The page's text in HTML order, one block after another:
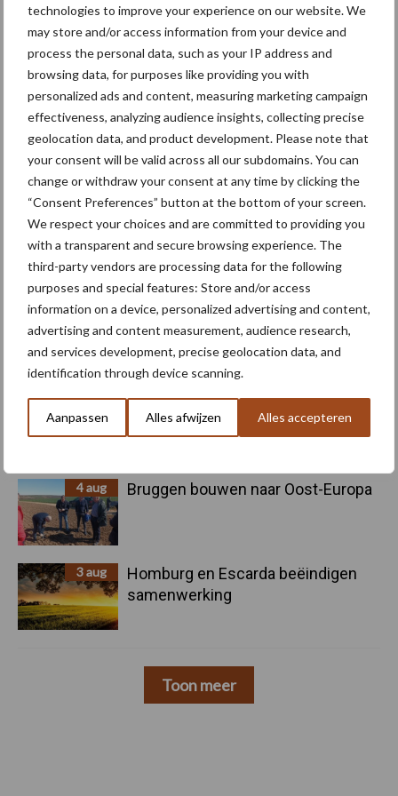
technologies to improve your experience on our website. We
may store and/or access information from your device and
process the personal data, such as your IP address and
browsing data, for purposes like providing you with
personalized ads and content, measuring marketing campaign
effectiveness, analyzing audience insights, collecting precise
geolocation data, and product development. Please note that
your consent will be valid across all our subdomains. You can
change or withdraw your consent at any time by clicking the
“Consent Preferences” button at the bottom of your screen.
We respect your choices and are committed to providing you
with a transparent and secure browsing experience. The
third-party vendors are processing data for the following
purposes and special features: Store and/or access
information on a device, personalized advertising and content,
advertising and content measurement, audience research,
and services development, precise geolocation data, and
identification through device scanning.
Aanpassen Alles afwijzen Alles accepteren
Primaire
Sidebar
Recent nieuws Partner nieuws
6 aug
"Hoge verwachtingen van schijven
5 aug
Oogst biologische aardappelen in
volle gang
5 aug
Nieuwe compacte gedragen
pootcombinatie van AVR
4 aug Bruggen bouwen naar Oost-Europa
3 aug
Homburg en Escarda beëindigen
samenwerking
Toon meer
Toon meer